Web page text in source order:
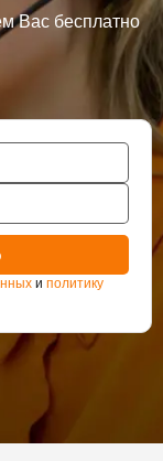
Вас бесплатно
и политику